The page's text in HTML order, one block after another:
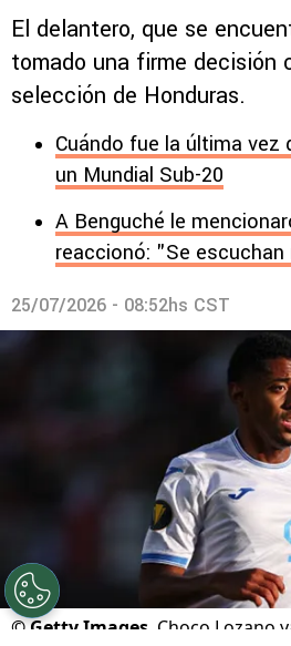
El delantero, que se
tomado una firme decisión
selección de Honduras.
Cuándo fue la última vez
un Mundial Sub-20
A Benguché le
reaccionó: "Se
25/07/2026 - 08:52hs CST
©Getty Images Choco Lozano